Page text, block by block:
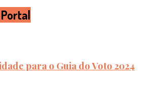
para o Guia do Voto 2024